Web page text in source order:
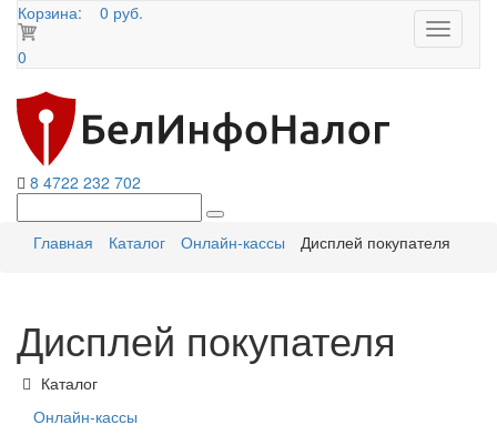
Toggle
Корзина:
0 руб.
0
8 4722 232 702
Главная Каталог Онлайн-кассы Дисплей покупателя
Дисплей покупателя
Каталог
Онлайн-кассы